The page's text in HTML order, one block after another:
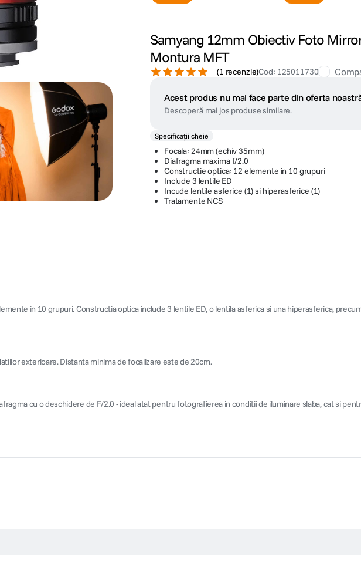
Samyang 12mm Obiectiv Foto
Montura MFT
(1 recenzie)Cod: 125011730
Acest produs nu mai face parte din oferta
Descoperă mai jos produse similare.
Specificații cheie
Focala: 24mm (echiv 35mm)
Diafragma maxima f/2.0
Constructie optica: 12 elemente in 10 grupuri
Include 3 lentile ED
Incude lentile asferice (1) si hiperasferice (1)
Tratamente NCS
in 10 grupuri. Constructia optica include 3 lentile ED, o lentila asferica si una hiperasferica,
exterioare. Distanta minima de focalizare este de 20cm.
cu o deschidere de F/2.0 - ideal atat pentru fotografierea in conditii de iluminare slaba, cat si